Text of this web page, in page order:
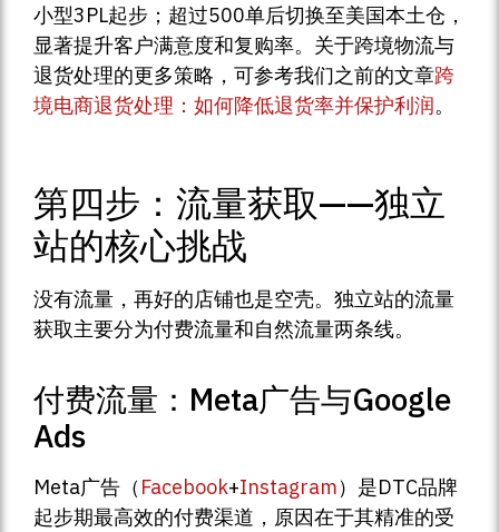
小型3PL起步；超过500单后切换至美国本土仓，
显著提升客户满意度和复购率。关于跨境物流与
退货处理的更多策略，可参考我们之前的文章跨
境电商退货处理：如何降低退货率并保护利润。
第四步：流量获取——独立
站的核心挑战
没有流量，再好的店铺也是空壳。独立站的流量
获取主要分为付费流量和自然流量两条线。
付费流量：Meta广告与Google
Ads
Meta广告（ Facebook+Instagram）是DTC品牌
起步期最高效的付费渠道，原因在于其精准的受